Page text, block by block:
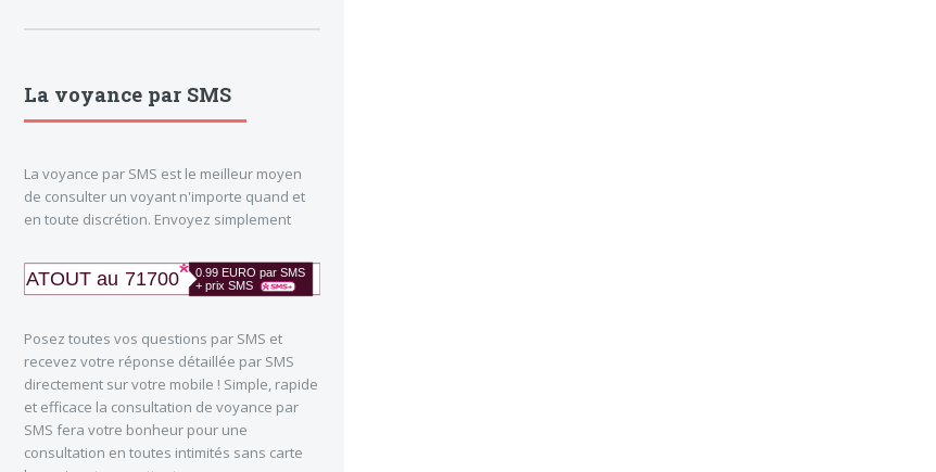
La voyance par SMS
La voyance par SMS est le meilleur moyen
de consulter un voyant n'importe quand et
en toute discrétion. Envoyez simplement
Posez toutes vos questions par SMS et
recevez votre réponse détaillée par SMS
directement sur votre mobile ! Simple, rapide
et efficace la consultation de voyance par
SMS fera votre bonheur pour une
consultation en toutes intimités sans carte